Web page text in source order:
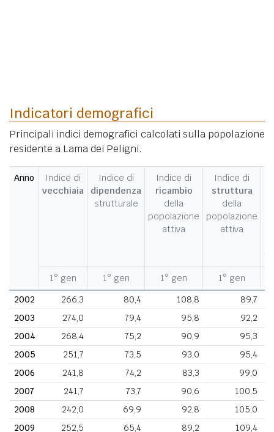
Indicatori demografici
Principali indici demografici calcolati sulla popolazione
residente a Lama dei Peligni.
Anno
Indice di
vecchiaia
Indice di
dipendenza
strutturale
Indice di
ricambio
della
popolazione
attiva
Indice di
struttura
della
popolazione
attiva
1° gen 1° gen 1° gen 1° gen
2002
266,3 80,4 108,8
89,7
2003
274,0 79,4 95,8
92,2
2004
268,4 75,2 90,9
95,3
2005
251,7 73,5 93,0
95,4
2006
241,8 74,2 83,3
99,0
2007
241,7 73,7 90,6
100,5
2008
242,0 69,9 92,8
105,0
2009
252,5 65,4 89,2 109,4